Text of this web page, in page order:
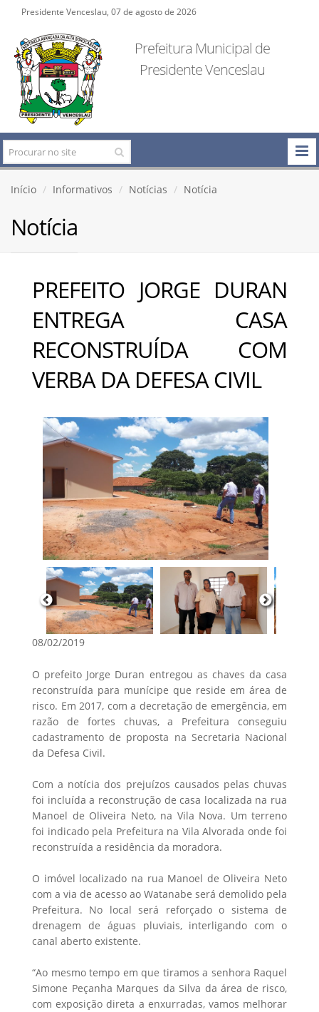
Presidente Venceslau, 07 de agosto de 2026
Prefeitura Municipal de
Presidente Venceslau
Início Informativos Notícias Notícia
Notícia
PREFEITO JORGE DURAN
ENTREGA CASA
RECONSTRUÍDA COM
VERBA DA DEFESA CIVIL
08/02/2019
O prefeito Jorge Duran entregou as chaves da casa
reconstruída para munícipe que reside em área de
risco. Em 2017, com a decretação de emergência, em
razão de fortes chuvas, a Prefeitura conseguiu
cadastramento de proposta na Secretaria Nacional
da Defesa Civil.
Com a notícia dos prejuízos causados pelas chuvas
foi incluída a reconstrução de casa localizada na rua
Manoel de Oliveira Neto, na Vila Nova. Um terreno
foi indicado pela Prefeitura na Vila Alvorada onde foi
reconstruída a residência da moradora.
O imóvel localizado na rua Manoel de Oliveira Neto
com a via de acesso ao Watanabe será demolido pela
Prefeitura. No local será reforçado o sistema de
drenagem de águas pluviais, interligando com o
canal aberto existente.
“Ao mesmo tempo em que tiramos a senhora Raquel
Simone Peçanha Marques da Silva da área de risco,
com exposição direta a enxurradas, vamos melhorar